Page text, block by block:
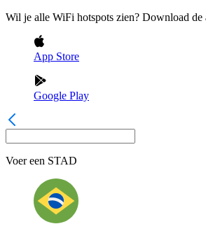
Wil je alle WiFi hotspots zien? Download
App Store
Google Play
Voer een STAD